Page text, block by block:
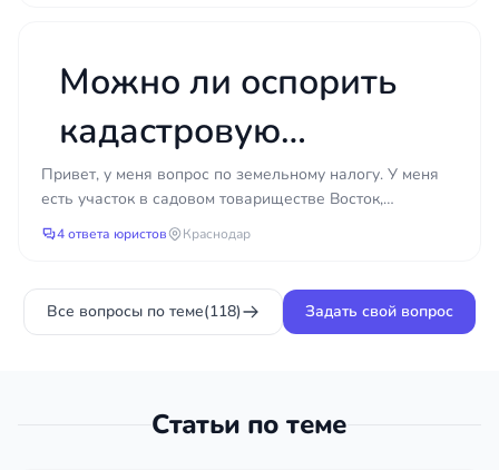
Можно ли оспорить
кадастровую
стоимость участка,
чтобы снизить
земельный налог?
Привет, у меня вопрос по земельному налогу. У меня
есть участок в садовом товариществе Восток,
Краснодар, и недавно я получил уведомление о
налоговом...
4 ответа юристов Краснодар
Все вопросы по теме(118) Задать свой вопрос
Статьи по теме